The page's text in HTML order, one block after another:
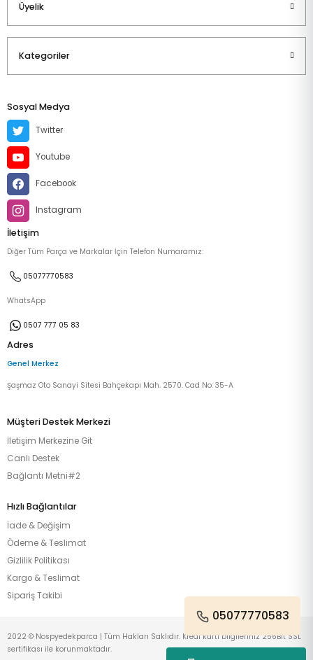
Üyelik
Kategoriler
Sosyal Medya
Twitter
Youtube
Facebook
Instagram
İletişim
Diğer Tüm Parça ve Markalar İçin Telefon Numaramız:
05077770583
WhatsApp
0507 777 05 83
Adres
Genel Merkez
Şaşmaz Oto Sanayi Sitesi Bahçekapı Mah. 2570. Cad No: 35-A
Müşteri Destek Merkezi
İletişim Merkezine Git
Canlı Destek
Bağlantı Metni#2
Hızlı Bağlantılar
İade & Değişim
Ödeme & Teslimat
Gizlilik Politikası
Kargo & Teslimat
Sipariş Takibi
05077770583
2022 © Nospyedekparca | Tüm Hakları Saklıdır. Kredi kartı bilgileriniz 256Bit SSL
sertifikası ile korunmaktadır.